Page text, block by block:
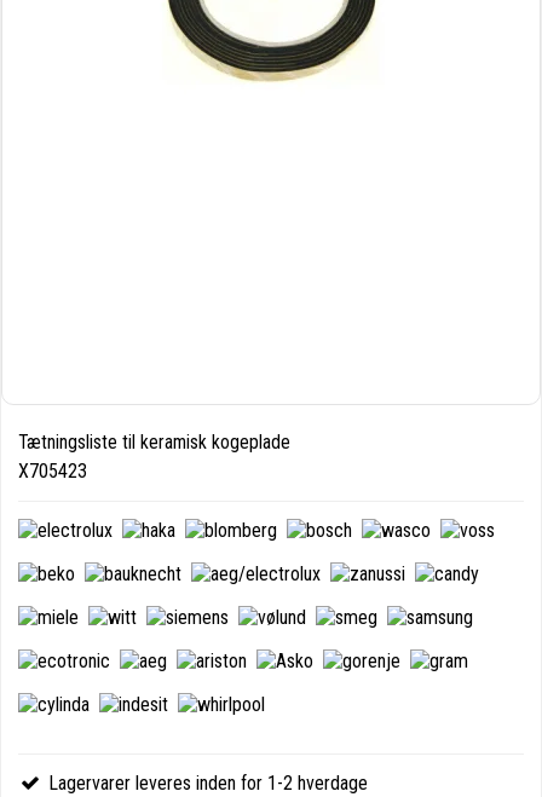
Tætningsliste til keramisk kogeplade
X705423
Lagervarer leveres inden for 1-2 hverdage